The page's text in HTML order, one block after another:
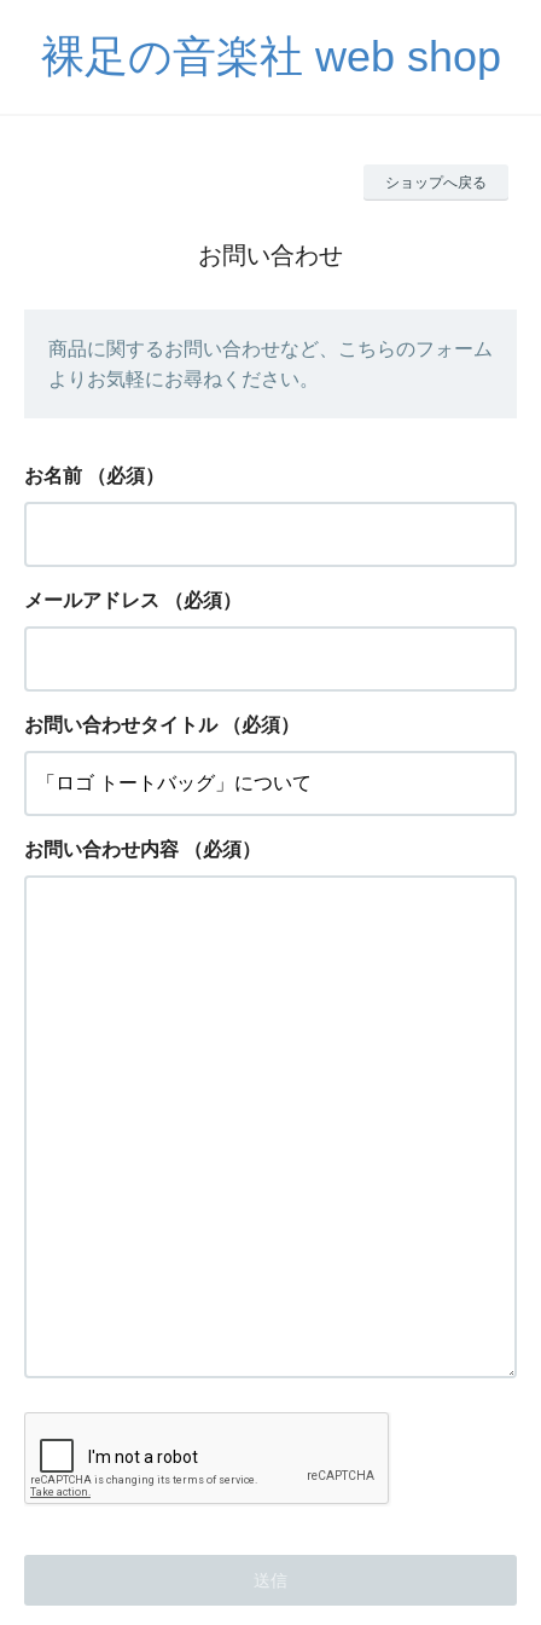
裸足の音楽社 web shop
ショップへ戻る
お問い合わせ
商品に関するお問い合わせなど、こちらのフォーム
よりお気軽にお尋ねください。
お名前 （必須）
メールアドレス （必須）
お問い合わせタイトル （必須）
お問い合わせ内容 （必須）